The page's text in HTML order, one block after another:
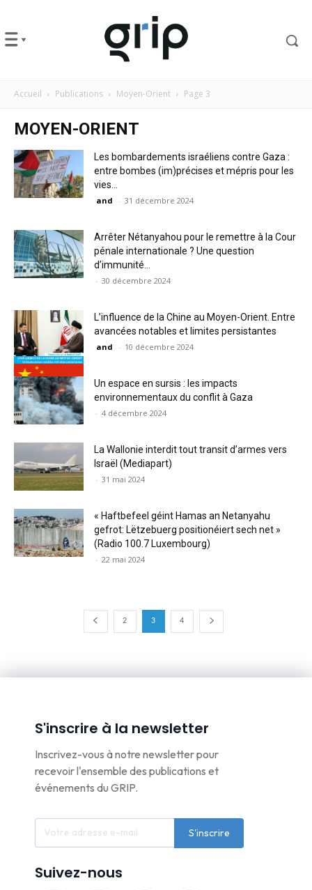
Accueil Publications Moyen-Orient Page 3
MOYEN-ORIENT
Les bombardements israéliens contre Gaza :
entre bombes (im)précises et mépris pour les
vies...
and - 31 décembre 2024
Arrêter Nétanyahou pour le remettre à la Cour
pénale internationale ? Une question
d’immunité...
- 30 décembre 2024
L’influence de la Chine au Moyen-Orient. Entre
avancées notables et limites persistantes
and - 10 décembre 2024
Un espace en sursis : les impacts
environnementaux du conflit à Gaza
- 4 décembre 2024
La Wallonie interdit tout transit d’armes vers
Israël (Mediapart)
- 31 mai 2024
« Haftbefeel géint Hamas an Netanyahu
gefrot: Lëtzebuerg positionéiert sech net »
(Radio 100.7 Luxembourg)
- 22 mai 2024
2 3 4
S'inscrire à la newsletter
Inscrivez-vous à notre newsletter pour
recevoir l'ensemble des publications et
événements du GRIP.
S'inscrire
Suivez-nous